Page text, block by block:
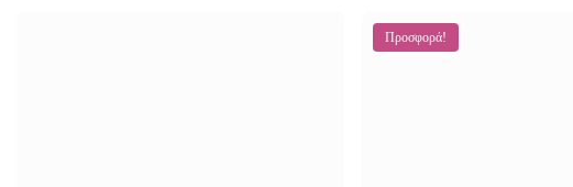
Προσφορά!